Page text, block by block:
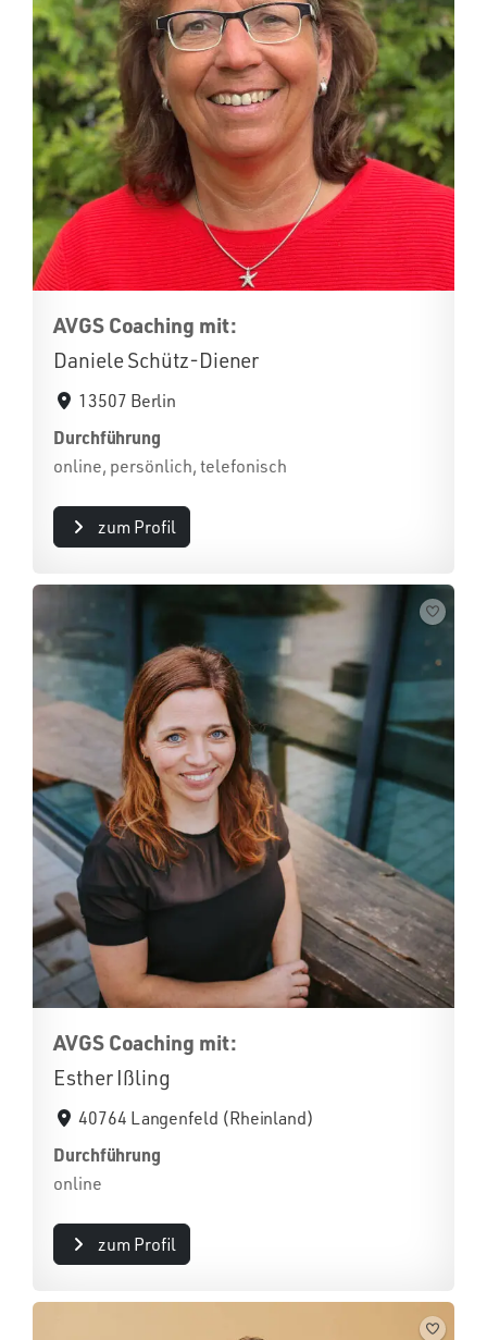
AVGS Coaching mit:
Daniele Schütz-Diener
13507 Berlin
Durchführung
online, persönlich, telefonisch
zum Profil
AVGS Coaching mit:
Esther Ißling
40764 Langenfeld (Rheinland)
Durchführung
online
zum Profil